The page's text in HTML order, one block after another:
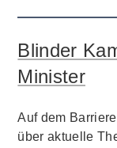
Blinder
Minister
Auf dem
über aktuelle